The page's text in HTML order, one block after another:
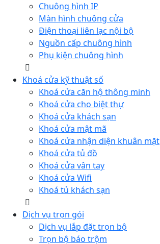
Chuông hình IP
Màn hình chuông cửa
Điện thoại liên lạc nội bộ
Nguồn cấp chuông hình
Phụ kiện chuông hình
Khoá cửa kỹ thuật số
Khoá cửa căn hộ thông minh
Khoá cửa cho biệt thự
Khoá cửa khách sạn
Khoá cửa mật mã
Khoá cửa nhận diện khuân mặt
Khoá cửa tủ đồ
Khoá cửa vân tay
Khoá cửa Wifi
Khoá tủ khách sạn
Dịch vụ trọn gói
Dịch vụ lắp đặt trọn bộ
Trọn bộ báo trộm